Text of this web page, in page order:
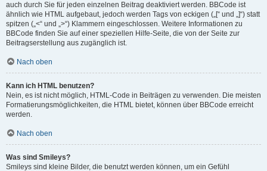
auch durch Sie für jeden einzelnen Beitrag deaktiviert werden. BBCode ist
ähnlich wie HTML aufgebaut, jedoch werden Tags von eckigen („[“ und „]“) statt
spitzen („<“ und „>“) Klammern eingeschlossen. Weitere Informationen zu
BBCode finden Sie auf einer speziellen Hilfe-Seite, die von der Seite zur
Beitragserstellung aus zugänglich ist.
Nach oben
Kann ich HTML benutzen?
Nein, es ist nicht möglich, HTML-Code in Beiträgen zu verwenden. Die meisten
Formatierungsmöglichkeiten, die HTML bietet, können über BBCode erreicht
werden.
Nach oben
Was sind Smileys?
Smileys sind kleine Bilder, die benutzt werden können, um ein Gefühl